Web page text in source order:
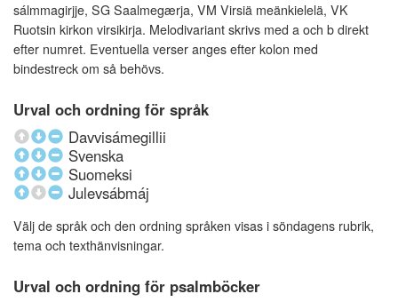
sálmmagirjje, SG Saalmegærja, VM Virsiä meänkielelä, VK
Ruotsin kirkon virsikirja. Melodivariant skrivs med a och b direkt
efter numret. Eventuella verser anges efter kolon med
bindestreck om så behövs.
Urval och ordning för språk
Davvisámegillii
Svenska
Suomeksi
Julevsábmáj
Välj de språk och den ordning språken visas i söndagens rubrik,
tema och texthänvisningar.
Urval och ordning för psalmböcker